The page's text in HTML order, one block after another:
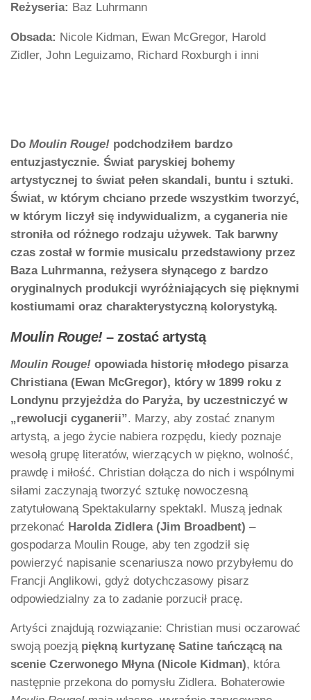
Reżyseria: Baz Luhrmann
Obsada: Nicole Kidman, Ewan McGregor, Harold
Zidler, John Leguizamo, Richard Roxburgh i inni
Do Moulin Rouge! podchodziłem bardzo
entuzjastycznie. Świat paryskiej bohemy
artystycznej to świat pełen skandali, buntu i sztuki.
Świat, w którym chciano przede wszystkim tworzyć,
w którym liczył się indywidualizm, a cyganeria nie
stroniła od różnego rodzaju używek. Tak barwny
czas został w formie musicalu przedstawiony przez
Baza Luhrmanna, reżysera słynącego z bardzo
oryginalnych produkcji wyróżniających się pięknymi
kostiumami oraz charakterystyczną kolorystyką.
Moulin Rouge!– zostać artystą
Moulin Rouge! opowiada historię młodego pisarza
Christiana (Ewan McGregor), który w 1899 roku z
Londynu przyjeżdża do Paryża, by uczestniczyć w
„rewolucji cyganerii”. Marzy, aby zostać znanym
artystą, a jego życie nabiera rozpędu, kiedy poznaje
wesołą grupę literatów, wierzących w piękno, wolność,
prawdę i miłość. Christian dołącza do nich i wspólnymi
siłami zaczynają tworzyć sztukę nowoczesną
zatytułowaną Spektakularny spektakl. Muszą jednak
przekonać Harolda Zidlera (Jim Broadbent) –
gospodarza Moulin Rouge, aby ten zgodził się
powierzyć napisanie scenariusza nowo przybyłemu do
Francji Anglikowi, gdyż dotychczasowy pisarz
odpowiedzialny za to zadanie porzucił pracę.
Artyści znajdują rozwiązanie: Christian musi oczarować
swoją poezją piękną kurtyzanę Satine tańczącą na
scenie Czerwonego Młyna (Nicole Kidman), która
następnie przekona do pomysłu Zidlera. Bohaterowie